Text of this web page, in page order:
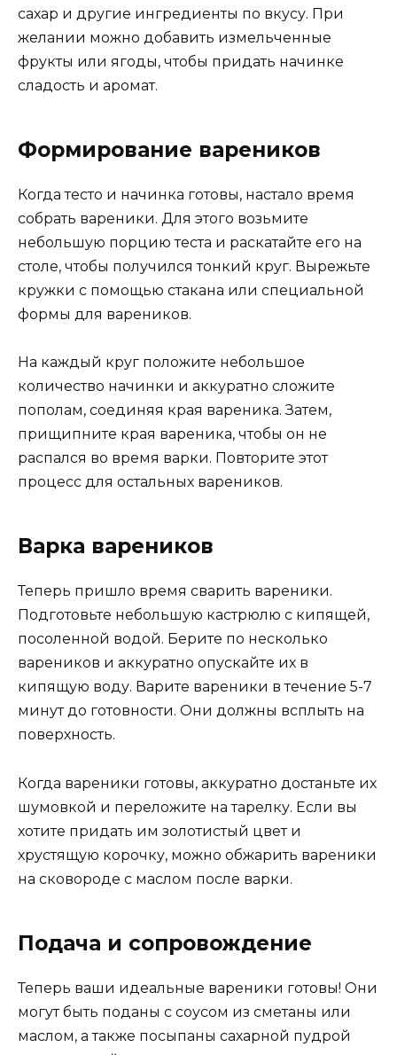
сахар и другие ингредиенты по вкусу. При
желании можно добавить измельченные
фрукты или ягоды, чтобы придать начинке
сладость и аромат.
Формирование вареников
Когда тесто и начинка готовы, настало время
собрать вареники. Для этого возьмите
небольшую порцию теста и раскатайте его на
столе, чтобы получился тонкий круг. Вырежьте
кружки с помощью стакана или специальной
формы для вареников.
На каждый круг положите небольшое
количество начинки и аккуратно сложите
пополам, соединяя края вареника. Затем,
прищипните края вареника, чтобы он не
распался во время варки. Повторите этот
процесс для остальных вареников.
Варка вареников
Теперь пришло время сварить вареники.
Подготовьте небольшую кастрюлю с кипящей,
посоленной водой. Берите по несколько
вареников и аккуратно опускайте их в
кипящую воду. Варите вареники в течение 5-7
минут до готовности. Они должны всплыть на
поверхность.
Когда вареники готовы, аккуратно достаньте их
шумовкой и переложите на тарелку. Если вы
хотите придать им золотистый цвет и
хрустящую корочку, можно обжарить вареники
на сковороде с маслом после варки.
Подача и сопровождение
Теперь ваши идеальные вареники готовы! Они
могут быть поданы с соусом из сметаны или
маслом, а также посыпаны сахарной пудрой